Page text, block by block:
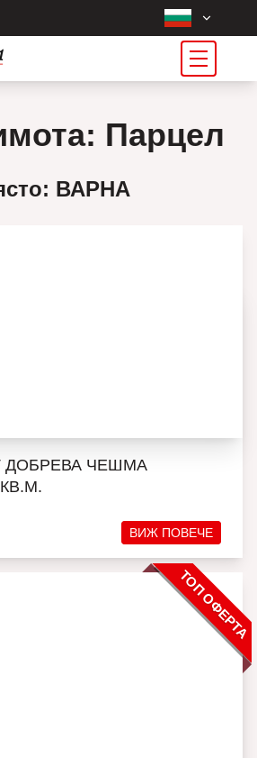
Парцел
ВАРНА
ДОБРЕВА ЧЕШМА
ВИЖ ПОВЕЧЕ
ТОП ОФЕРТА